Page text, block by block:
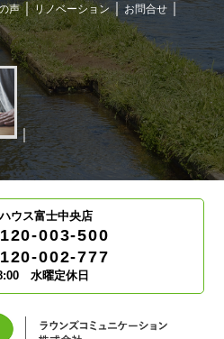
声 リノベーション
お問合せ
ウス富士中央店
003-500
002-777
水曜定休日